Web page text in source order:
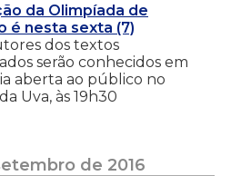
da Olimpíada de
é nesta sexta (7)
dos textos
serão conhecidos em
aberta ao público no
Uva, às 19h30
de 2016